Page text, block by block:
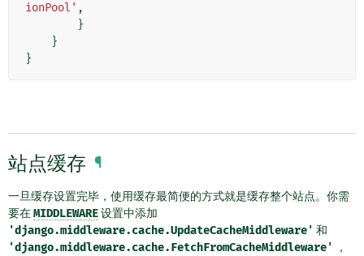
ionPool' ,
}
}
}
站点缓存 ¶
一旦缓存设置完毕，使用缓存最简便的方式就是缓存整个站点。你需
要在MIDDLEWARE设置中添加
'django.middleware.cache.UpdateCacheMiddleware' 和
'django.middleware.cache.FetchFromCacheMiddleware'
，